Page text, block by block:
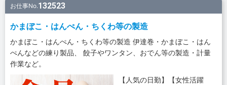
お仕事No.132523
かまぼこ・はんぺん・ちくわ等の製造
かまぼこ・はんぺん・ちくわ等の製造 伊達巻・かまぼこ・はん
ぺんなどの練り製品、 餃子やワンタン、おでん等の製造・計量
作業など。
【人気の日勤】【女性活躍